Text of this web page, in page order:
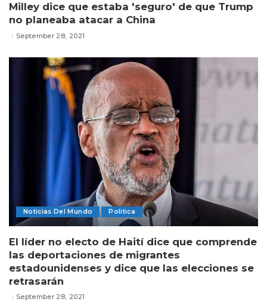
Milley dice que estaba 'seguro' de que Trump
no planeaba atacar a China
September 28, 2021
Noticias Del Mundo Politica
El líder no electo de Haití dice que comprende
las deportaciones de migrantes
estadounidenses y dice que las elecciones se
retrasarán
September 28, 2021